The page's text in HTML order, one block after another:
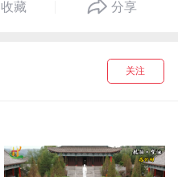
收藏 分享
关注